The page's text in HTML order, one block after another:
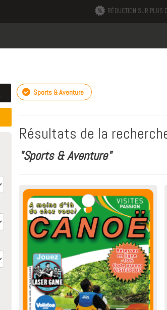
RÉDUCTION SUR PLUS
Sports & Aventure
Résultats de la
"Sports & Aventure"